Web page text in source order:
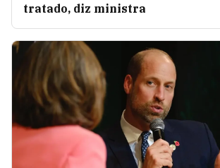
tratado, diz ministra